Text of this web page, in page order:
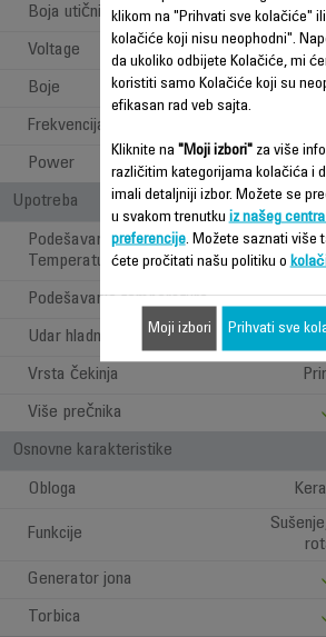
Boja utičnice
Voltage
Boje Black
Frekvencija
Power
Upotreba
Podešavanje Brzine /
Temperature
Podešavanje temperature
Udar hladnog vazduha
Vrsta čekinja
Više prečnika
Osnovne karakteristike
Obloga
Funkcije
Generator jona
Torbica
klikom na "Prihvati sve kolačiće"
kolačiće koji nisu neophodni".
da ukoliko odbijete Kolačiće, mi
koristiti samo Kolačiće koji su
efikasan rad veb sajta.
Kliknite na "Moji izbori"za više
različitim kategorijama kolačića i
imali detaljniji izbor. Možete se
u svakom trenutku iz našeg
preferencije. Možete saznati više
ćete pročitati našu politiku o
Moji izbori Prihvati sve